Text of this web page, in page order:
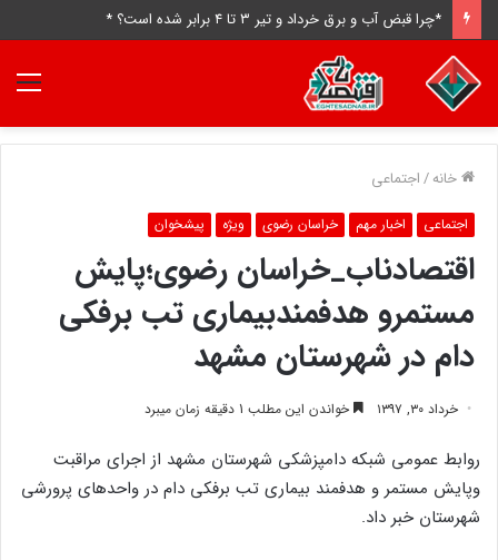
*چرا قبض آب و برق خرداد و تیر ۳ تا ۴ برابر شده است؟ *
منو
خانه/اجتماعی
اجتماعی اخبار مهم خراسان رضوی ویژه پیشخوان
اقتصادناب_خراسان رضوی؛پایش
مستمرو هدفمندبیماری تب برفکی
دام در شهرستان مشهد
خرداد ۳۰, ۱۳۹۷ خواندن این مطلب 1 دقیقه زمان میبرد
روابط عمومی شبکه دامپزشکی شهرستان مشهد از اجرای مراقبت
وپایش مستمر و هدفمند بیماری تب برفکی دام در واحدهای پرورشی
شهرستان خبر داد.